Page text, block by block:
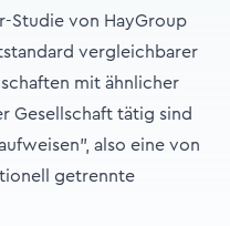
Studie von HayGroup
vergleichbarer
mit ähnlicher
Gesellschaft tätig sind
also eine von
getrennte